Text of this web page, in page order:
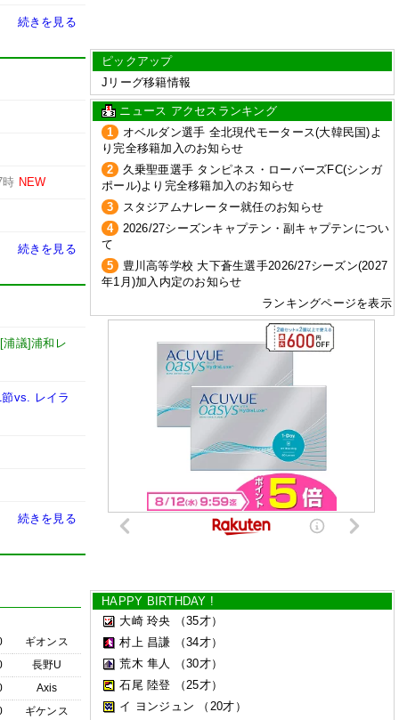
続きを見る
時 NEW
続きを見る
[浦議]浦和レ
vs. レイラ
続きを見る
ギオンス
長野U
Axis
ギケンス
ピックアップ
Jリーグ移籍情報
ニュース アクセスランキング
1
オベルダン選手 全北現代モータース(大韓民国)よ
り完全移籍加入のお知らせ
2
久乗聖亜選手 タンピネス・ローバーズFC(シンガ
ポール)より完全移籍加入のお知らせ
3
スタジアムナレーター就任のお知らせ
4
2026/27シーズンキャプテン・副キャプテンについ
て
5
豊川高等学校 大下蒼生選手2026/27シーズン(2027
年1月)加入内定のお知らせ
ランキングページを表示
HAPPY BIRTHDAY !
大崎 玲央
（35才）
村上 昌謙
（34才）
荒木 隼人
（30才）
石尾 陸登
（25才）
イ ヨンジュン
（20才）